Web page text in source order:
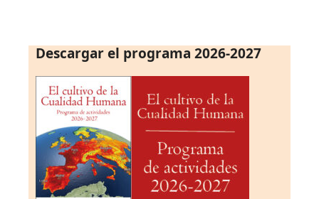
Descargar el programa 2026-2027